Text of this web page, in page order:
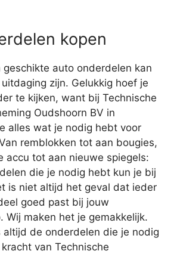
kopen
geschikte auto onderdelen kan
zijn. Gelukkig hoef je
te kijken, want bij Technische
Oudshoorn BV in
alles wat je nodig hebt voor
remblokken tot aan bougies,
accu tot aan nieuwe spiegels:
die je nodig hebt kun je bij
is niet altijd het geval dat ieder
goed past bij jouw
Wij maken het je gemakkelijk.
de onderdelen die je nodig
van Technische